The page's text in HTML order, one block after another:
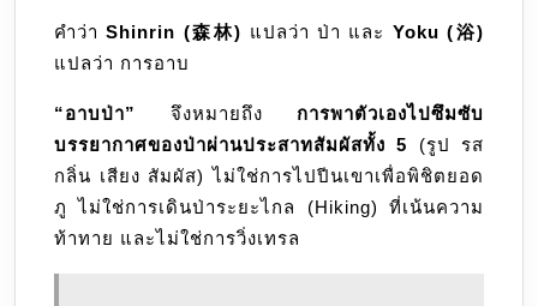
คำว่าShinrin (森林) แปลว่า ป่า และ Yoku (浴)
แปลว่า การอาบ
“อาบป่า” จึงหมายถึง การพาตัวเองไปซึมซับ
บรรยากาศของป่าผ่านประสาทสัมผัสทั้ง 5 (รูป รส
กลิ่น เสียง สัมผัส) ไม่ใช่การไปปีนเขาเพื่อพิชิตยอด
ภู ไม่ใช่การเดินป่าระยะไกล (Hiking) ที่เน้นความ
ท้าทาย และไม่ใช่การวิ่งเทรล